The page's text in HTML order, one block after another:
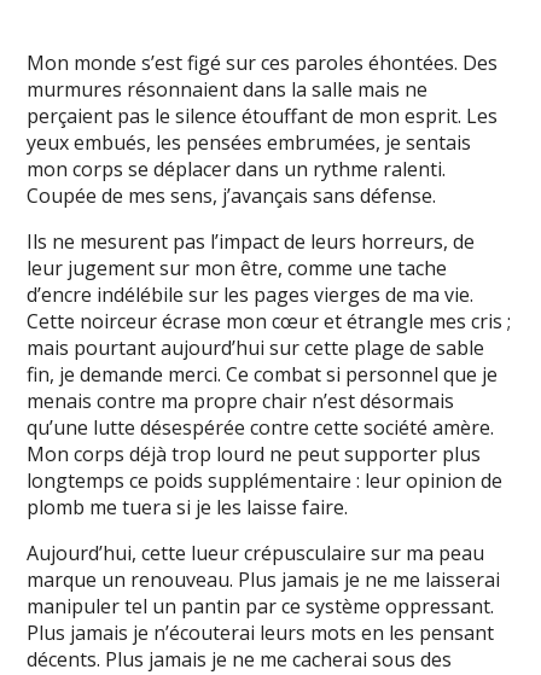
Mon monde s’est figé sur ces paroles éhontées. Des
murmures résonnaient dans la salle mais ne
perçaient pas le silence étouffant de mon esprit. Les
yeux embués, les pensées embrumées, je sentais
mon corps se déplacer dans un rythme ralenti.
Coupée de mes sens, j’avançais sans défense.
Ils ne mesurent pas l’impact de leurs horreurs, de
leur jugement sur mon être, comme une tache
d’encre indélébile sur les pages vierges de ma vie.
Cette noirceur écrase mon cœur et étrangle mes cris ;
mais pourtant aujourd’hui sur cette plage de sable
fin, je demande merci. Ce combat si personnel que je
menais contre ma propre chair n’est désormais
qu’une lutte désespérée contre cette société amère.
Mon corps déjà trop lourd ne peut supporter plus
longtemps ce poids supplémentaire : leur opinion de
plomb me tuera si je les laisse faire.
Aujourd’hui, cette lueur crépusculaire sur ma peau
marque un renouveau. Plus jamais je ne me laisserai
manipuler tel un pantin par ce système oppressant.
Plus jamais je n’écouterai leurs mots en les pensant
décents. Plus jamais je ne me cacherai sous des